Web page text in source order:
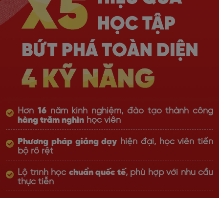
Hơn 16năm kinh nghiệm, đào tạo thành công
hàng trăm nghìn học viên
Phương pháp giảng dạy hiện đại, học viên tiến
bộ rõ rệt
Lộ trình học chuẩn quốc tế, phù hợp với nhu cầu
thực tiễn